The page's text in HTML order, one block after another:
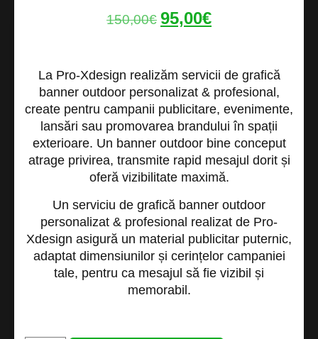
150,00€ 95,00€
La Pro-Xdesign realizăm servicii de grafică
banner outdoor personalizat & profesional ,
create pentru campanii publicitare, evenimente,
lansări sau promovarea brandului în spații
exterioare. Un banner outdoor bine conceput
atrage privirea, transmite rapid mesajul dorit și
oferă vizibilitate maximă.
Un serviciu de grafică banner outdoor
personalizat & profesional realizat de Pro-
Xdesign asigură un material publicitar puternic,
adaptat dimensiunilor și cerințelor campaniei
tale, pentru ca mesajul să fie vizibil și
memorabil.